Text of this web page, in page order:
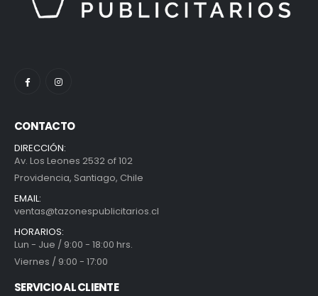
CONTACTO
DIRECCIÓN:
Av. Los Leones 2532 of 102
Providencia, Santiago, Chile
EMAIL:
ventas@tazonespublicitarios.cl
HORARIOS:
Lun - Jue / 9:00 - 18:00 hrs.
Viernes / 9:00 - 17:00
SERVICIO AL CLIENTE